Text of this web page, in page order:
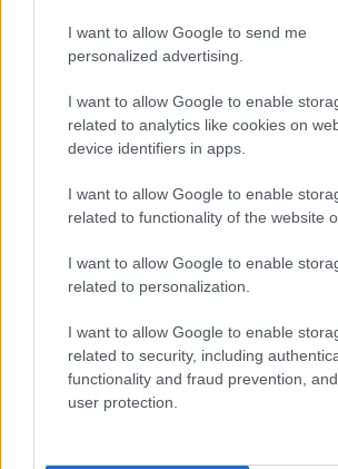
I want to allow Google to send me
personalized advertising.
I want to allow Google to enable
related to analytics like cookies on
device identifiers in apps.
I want to allow Google to enable
related to functionality of the website
I want to allow Google to enable
related to personalization.
I want to allow Google to enable
related to security, including
functionality and fraud prevention,
user protection.
Μάριους Κράιγκερ Λιντ: Ο ποδοσφαιριστής
Conference χωρίς δεξί χέρι (vid)!
Τζέφρι Μονκαντά: Ποιος είναι ο